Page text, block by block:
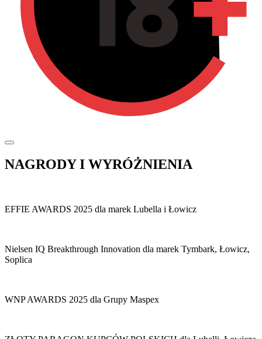
NAGRODY I WYRÓŻNIENIA
EFFIE AWARDS 2025 dla marek Lubella i Łowicz
Nielsen IQ Breakthrough Innovation dla marek Tymbark, Łowicz,
Soplica
WNP AWARDS 2025 dla Grupy Maspex